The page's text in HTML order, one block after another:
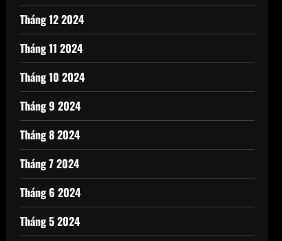
Tháng 12 2024
Tháng 11 2024
Tháng 10 2024
Tháng 9 2024
Tháng 8 2024
Tháng 7 2024
Tháng 6 2024
Tháng 5 2024